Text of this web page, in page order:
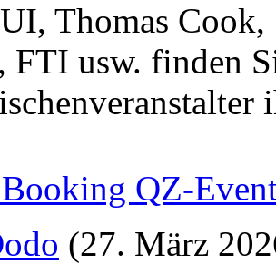
Thomas
FTI usw. finden
QZ-
(27. März